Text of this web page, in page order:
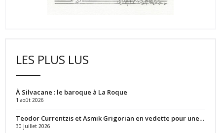
LES PLUS LUS
À Silvacane : le baroque à La Roque
1 août 2026
Teodor Currentzis et Asmik Grigorian en vedette pour une…
30 juillet 2026